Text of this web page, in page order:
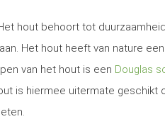
hout behoort tot
Het hout heeft van nature
van het hout is een Douglas
is hiermee uitermate geschikt